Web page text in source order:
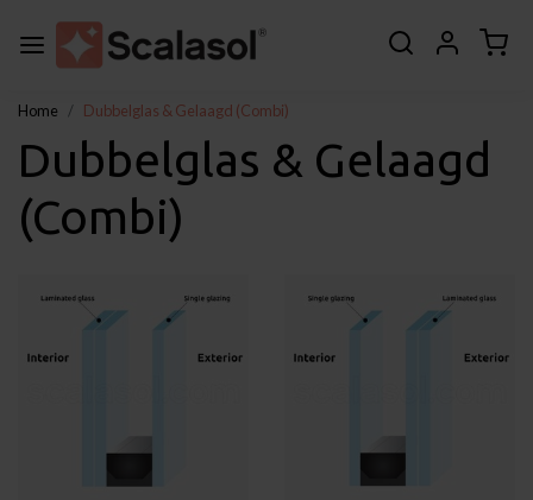
Home Dubbelglas & Gelaagd (Combi)
Dubbelglas & Gelaagd
(Combi)